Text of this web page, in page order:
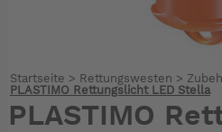
Startseite > Rettungswesten >
PLASTIMO Rettungslicht LED Stella
PLASTIMO